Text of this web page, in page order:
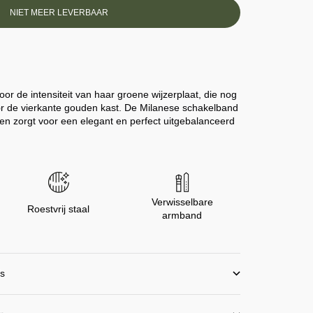
NIET MEER LEVERBAAR
de intensiteit van haar groene wijzerplaat, die nog
de vierkante gouden kast. De Milanese schakelband
zorgt voor een elegant en perfect uitgebalanceerd
Roestvrij staal
Verwisselbare
armband